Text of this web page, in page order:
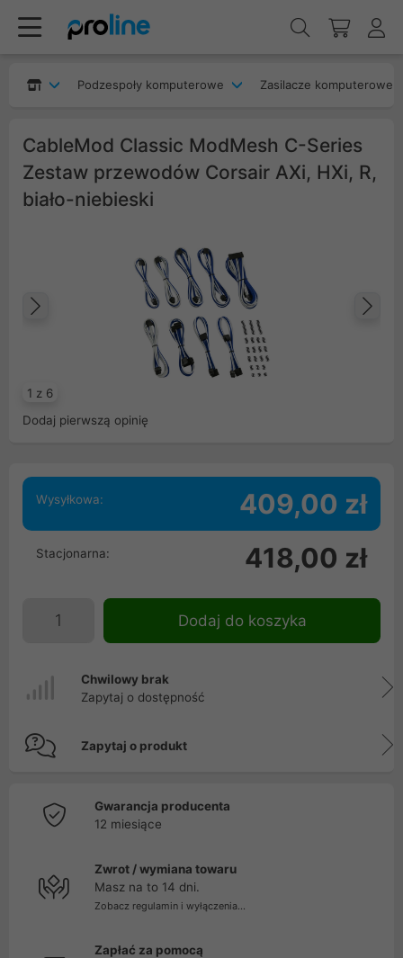
Podzespoły komputerowe Zasilacze komputerowe
CableMod Classic ModMesh C-Series
Zestaw przewodów Corsair AXi, HXi, R,
biało-niebieski
1 z 6
Poprzedni
Dodaj pierwszą opinię
Wysyłkowa: 409,00 zł
Stacjonarna: 418,00 zł
Dodaj do koszyka
Chwilowy brak
Zapytaj o dostępność
Zapytaj o produkt
Gwarancja producenta
12 miesiące
Zwrot / wymiana towaru
Masz na to 14 dni.
Zobacz regulamin i wyłączenia...
Zapłać za pomocą